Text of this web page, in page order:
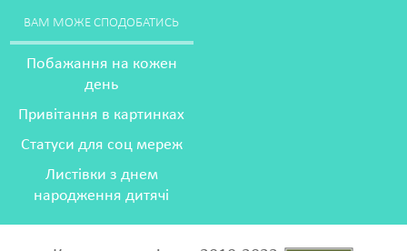
ВАМ МОЖЕ СПОДОБАТИСЬ
Побажання на кожен
день
Привітання в картинках
Статуси для соц мереж
Листівки з днем
народження дитячі